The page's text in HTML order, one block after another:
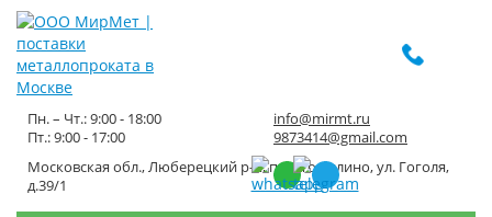
Московская обл., Люберецкий р-н, пос. Томилино, ул. Гоголя,
д.39/1
Пн. – Чт.: 9:00 - 18:00
Пт.: 9:00 - 17:00
info@mirmt.ru
9873414@gmail.com
Круг горячекатаный 230